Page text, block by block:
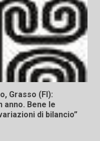
Grasso (FI):
anno. Bene le
di bilancio”